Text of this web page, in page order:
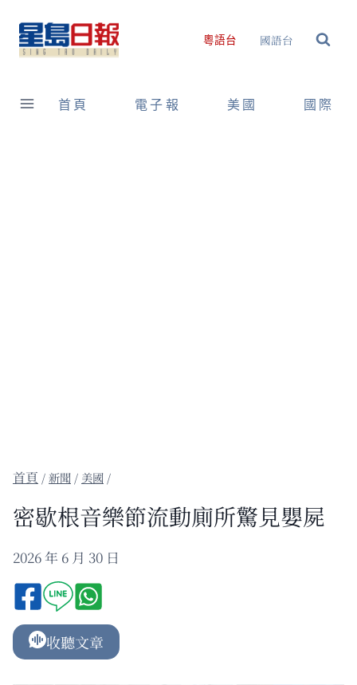
content
粵語台 國語台
首頁 電子報 美國 國際
/新聞 / 美國 /
密歇根音樂節流動廁所驚見嬰屍
2026 年 6 月 30 日
收聽文章